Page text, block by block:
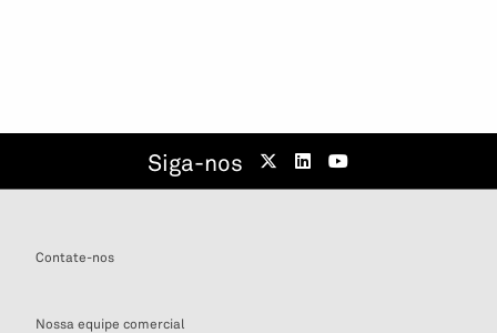
Siga-nos
Contate-nos
Nossa equipe comercial